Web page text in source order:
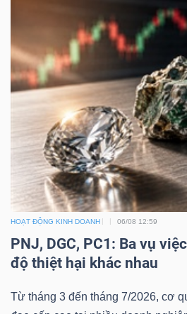
HOẠT ĐỘNG KINH DOANH 06/08 12:59
PNJ, DGC, PC1: Ba vụ
độ thiệt hại khác nhau
Từ tháng 3 đến tháng 7/2026, cơ